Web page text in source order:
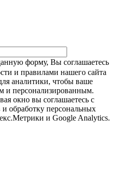
форму, Вы соглашаетесь
и правилами нашего сайта
аналитики, чтобы ваше
и персонализированным.
окно вы соглашаетесь с
обработку персональных
и Google Analytics.